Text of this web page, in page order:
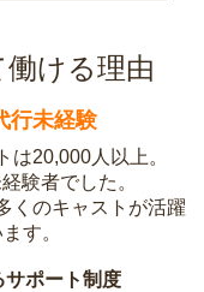
ける理由
行未経験
20,000人以上。
験者でした。
くのキャストが活躍
す。
サポート制度